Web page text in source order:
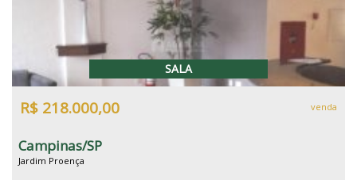
SALA
R$ 218.000,00 venda
Campinas/SP
Jardim Proença